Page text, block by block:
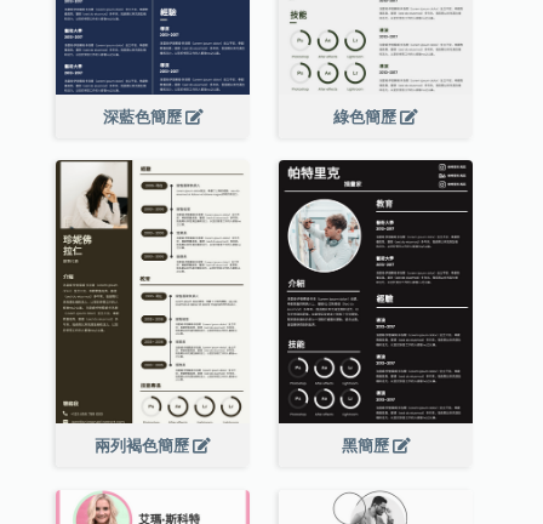
深藍色簡歷 綠色簡歷
兩列褐色簡歷 黑簡歷